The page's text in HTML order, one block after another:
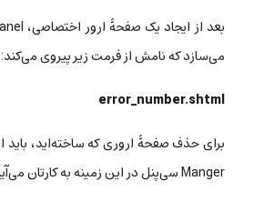
می‌سازد که نامش از فرمت زیر پیروی می‌کند:
error_number.shtml
Manger سی‌پنل در این زمینه به کارتان می‌آید.